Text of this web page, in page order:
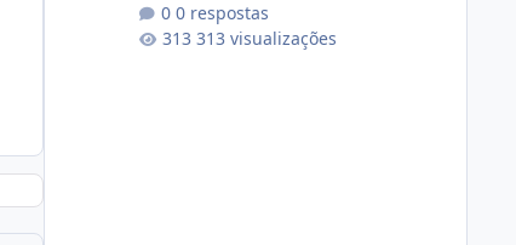
conformidade referente
ao VOXPANEL (versão atualmente em
0 respostas
313 visualizações